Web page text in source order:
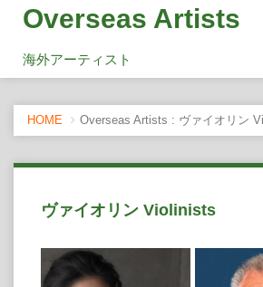
Overseas Artists
海外アーティスト
HOME Overseas Artists : ヴァイオリン
ヴァイオリン Violinists